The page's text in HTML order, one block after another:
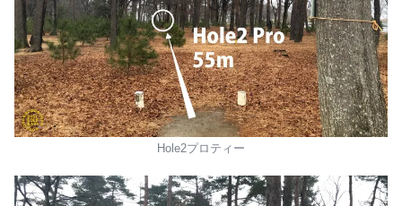
Hole2プロティー